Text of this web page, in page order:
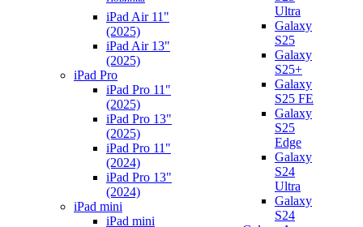
iPad Air 11"
(2025)
iPad Air 13"
(2025)
iPad Pro
iPad Pro 11"
(2025)
iPad Pro 13"
(2025)
iPad Pro 11"
(2024)
iPad Pro 13"
(2024)
iPad mini
iPad mini
Ultra
Galaxy
S25
Galaxy
S25+
Galaxy
S25 FE
Galaxy
S25
Edge
Galaxy
S24
Ultra
Galaxy
S24